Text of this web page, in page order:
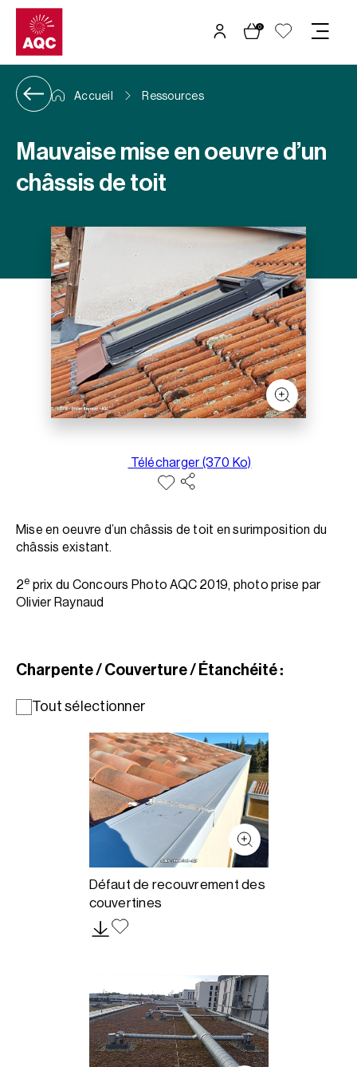
Panneau de gestion des cookies
0
Accueil Ressources
Mauvaise mise en oeuvre d’un
châssis de toit
Télécharger (370 Ko)
Mise en oeuvre d’un châssis de toit en surimposition du
châssis existant.
2e prix du Concours Photo AQC 2019, photo prise par
Olivier Raynaud
Charpente / Couverture / Étanchéité :
Tout sélectionner
Défaut de recouvrement des
couvertines